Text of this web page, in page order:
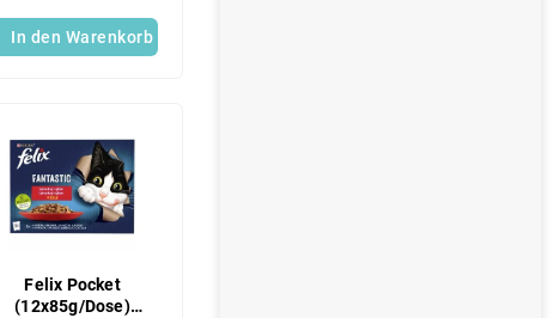
In den Warenkorb
Felix Pocket
(12x85g/Dose)